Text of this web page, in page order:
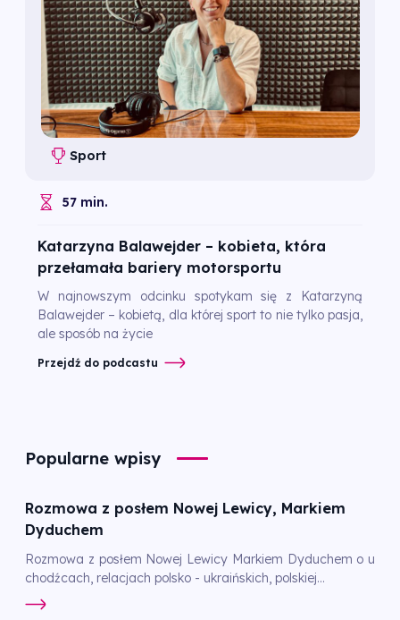
Sport
57 min.
Katarzyna Balawejder – kobieta, która
przełamała bariery motorsportu
W najnowszym odcinku spotykam się z Katarzyną
Balawejder – kobietą, dla której sport to nie tylko pasja,
ale sposób na życie
Przejdź do podcastu
Popularne wpisy
Rozmowa z posłem Nowej Lewicy, Markiem
Dyduchem
Rozmowa z posłem Nowej Lewicy Markiem Dyduchem o u
chodźcach, relacjach polsko - ukraińskich, polskiej...